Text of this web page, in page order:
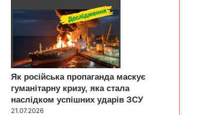
Як російська пропаганда маскує
гуманітарну кризу, яка стала
наслідком успішних ударів ЗСУ
21.07.2026